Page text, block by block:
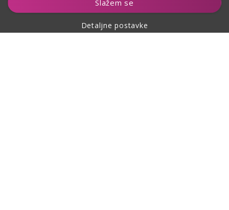
Slažem se
Detaljne postavke